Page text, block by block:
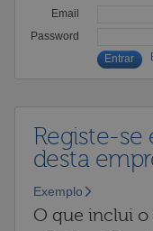
Email
Password
Registe-se
desta
Exemplo
O que inclui o